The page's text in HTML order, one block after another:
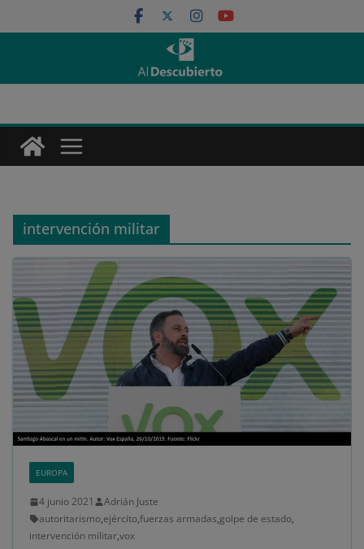
al
intervención militar
EUROPA
4 junio 2021
Adrián Juste
autoritarismo,ejército,fuerzas armadas,golpe de estado,
intervención militar,vox